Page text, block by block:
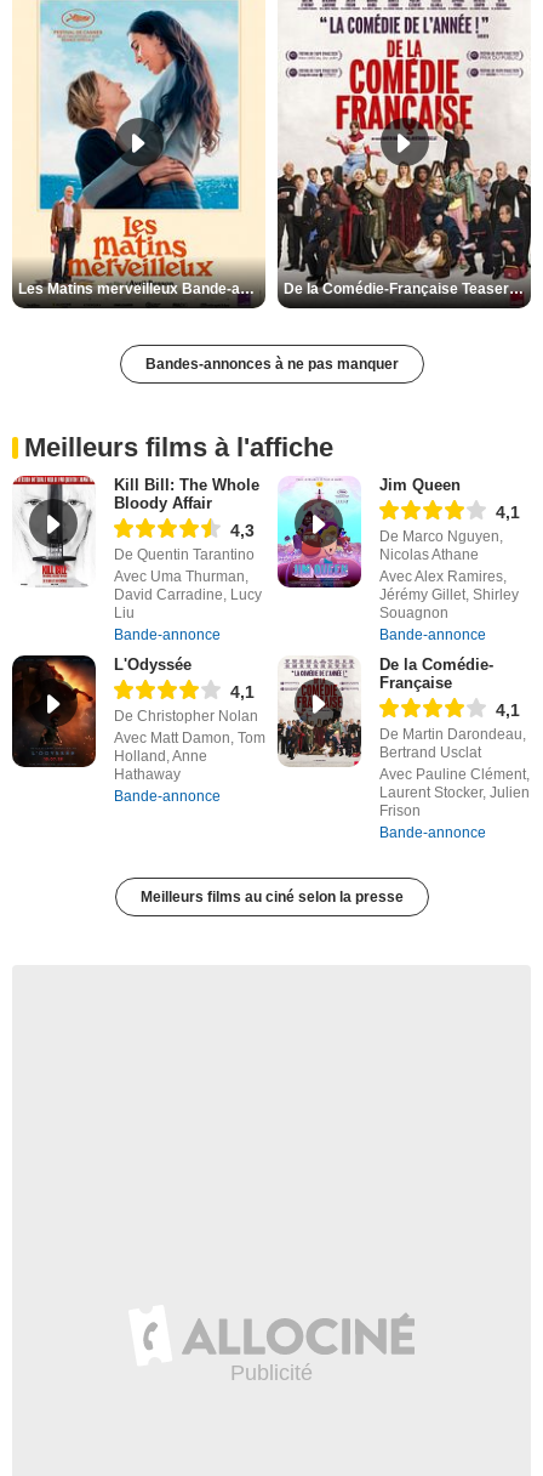
Les Matins merveilleux Bande-annonce VF De la Comédie-Française Teaser VF
Bandes-annonces à ne pas manquer
Meilleurs films à l'affiche
Kill Bill: The Whole
Bloody Affair
4,3
De Quentin Tarantino
Avec Uma Thurman,
David Carradine, Lucy
Liu
Bande-annonce
Jim Queen
4,1
De Marco Nguyen,
Nicolas Athane
Avec Alex Ramires,
Jérémy Gillet, Shirley
Souagnon
Bande-annonce
L'Odyssée
4,1
De Christopher Nolan
Avec Matt Damon, Tom
Holland, Anne
Hathaway
Bande-annonce
De la Comédie-
Française
4,1
De Martin Darondeau,
Bertrand Usclat
Avec Pauline Clément,
Laurent Stocker, Julien
Frison
Bande-annonce
Meilleurs films au ciné selon la presse